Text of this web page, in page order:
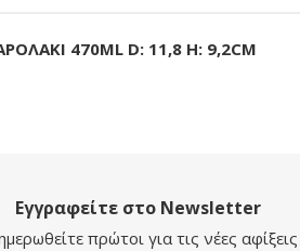
470ML D: 11,8 H: 9,2CM
Εγγραφείτε στο Newsletter
πρώτοι για τις νέες αφίξεις